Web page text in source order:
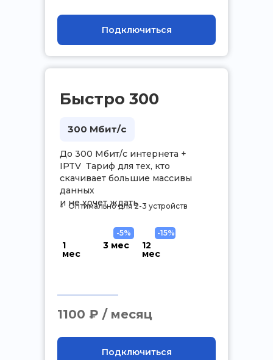
Подключиться
1100 ₽ / месяц
Подключиться
Быстро 300
До 300 Мбит/с интернета +
IPTV Тариф для тех, кто
скачивает большие массивы
данных
и не хочет ждать
300 Мбит/с
1
мес
Оптимально для 2-3 устройств
3 мес
-5%
12
мес
-15%
.